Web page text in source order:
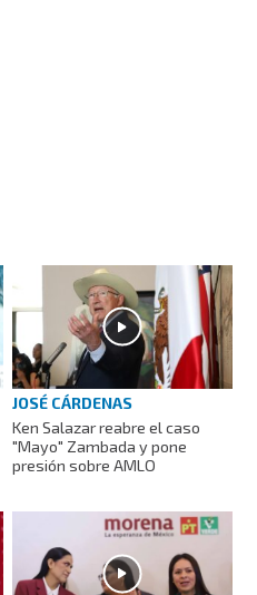
JOSÉ CÁRDENAS
Ken Salazar reabre el caso
"Mayo" Zambada y pone
presión sobre AMLO